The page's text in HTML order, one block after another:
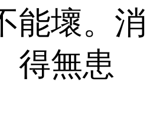
能壞。消
得無患